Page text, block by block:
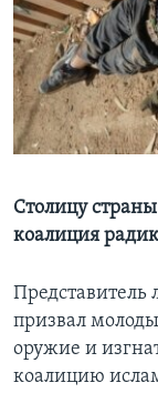
Learning English
СОЦИАЛЬНЫЕ СЕТИ
Языки
Столицу
коалиция
Представитель
призвал
оружие и
коалицию